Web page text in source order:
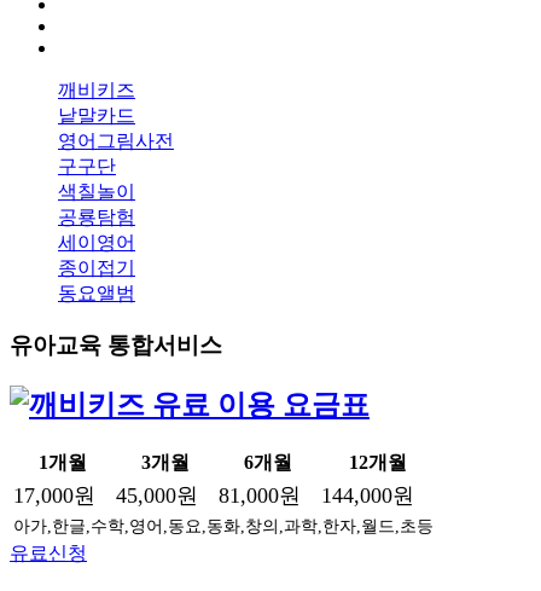
깨비키즈
낱말카드
영어그림사전
구구단
색칠놀이
공룡탐험
세이영어
종이접기
동요앨범
유아교육 통합서비스
1개월 3개월 6개월 12개월
17,000원 45,000원 81,000원 144,000원
아가,한글,수학,영어,동요,동화,창의,과학,한자,월드,초등
유료신청